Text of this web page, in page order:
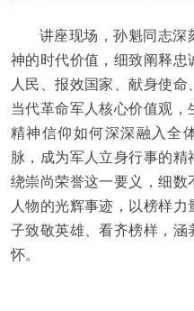
讲座现场，孙魁同志深
神的时代价值，细致阐释忠
人民、报效国家、献身使命
当代革命军人核心价值观，
精神信仰如何深深融入全
脉，成为军人立身行事的精
绕崇尚荣誉这一要义，细数
人物的光辉事迹，以榜样力
子致敬英雄、看齐榜样，涵
怀。